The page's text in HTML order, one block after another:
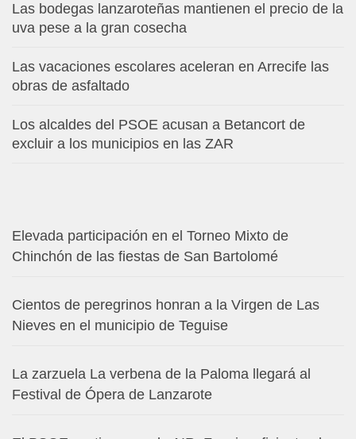
Las bodegas lanzaroteñas mantienen el precio de la
uva pese a la gran cosecha
Las vacaciones escolares aceleran en Arrecife las
obras de asfaltado
Los alcaldes del PSOE acusan a Betancort de
excluir a los municipios en las ZAR
Elevada participación en el Torneo Mixto de
Chinchón de las fiestas de San Bartolomé
Cientos de peregrinos honran a la Virgen de Las
Nieves en el municipio de Teguise
La zarzuela La verbena de la Paloma llegará al
Festival de Ópera de Lanzarote